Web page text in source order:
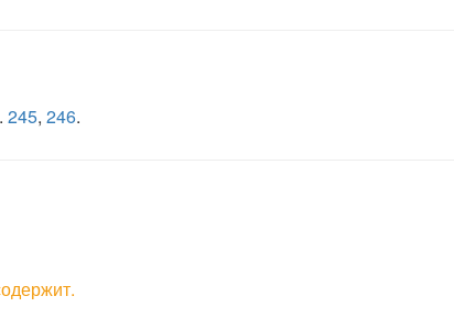
245, 246.